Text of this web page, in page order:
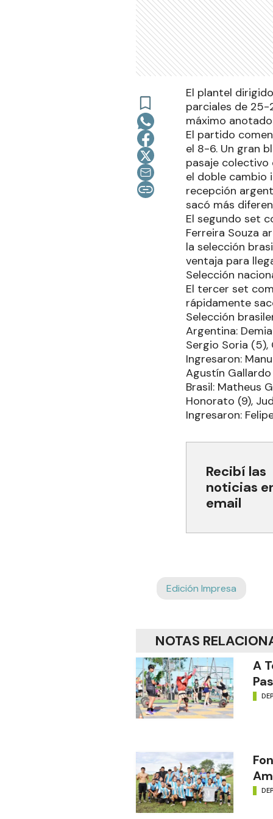
El plantel
parciales de 25-
máximo
El partido
el 8-6. Un gran
pasaje colectivo
el doble cambio
recepción
sacó más
El segundo set
Ferreira Souza
la selección
ventaja para
Selección
El tercer set
rápidamente
Selección
Argentina:
Sergio Soria (5),
Ingresaron:
Agustín
Brasil: Matheus
Honorato (9),
Ingresaron:
Recibí las
noticias
email
Edición Impresa
NOTAS
A